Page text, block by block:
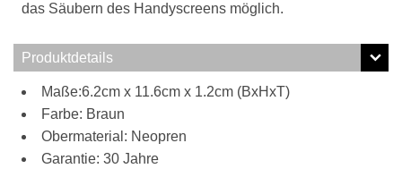
das Säubern des Handyscreens möglich.
Produktdetails
Maße:6.2cm x 11.6cm x 1.2cm (BxHxT)
Farbe: Braun
Obermaterial: Neopren
Garantie: 30 Jahre